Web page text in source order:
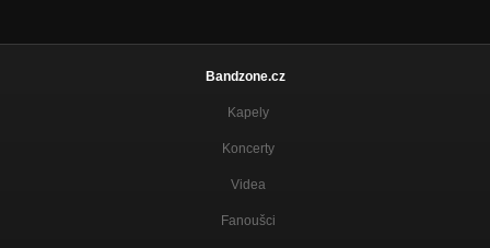
Bandzone.cz
Kapely
Koncerty
Videa
Fanoušci